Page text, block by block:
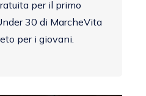
per il primo
30 di MarcheVita
per i giovani.